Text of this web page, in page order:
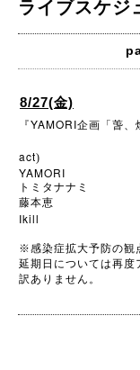
ライブスケジ
8/27(金)
『YAMORI企画「 萅、
act)
YAMORI
トミタナナミ
藤本恵
Ikill
※感染症拡大予防の観
延期日については再度
訳ありません。